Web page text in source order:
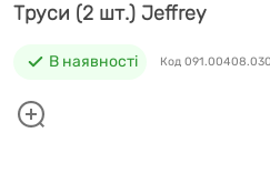
Труси (2 шт.) Jeffrey
В наявності Код 091.00408.030